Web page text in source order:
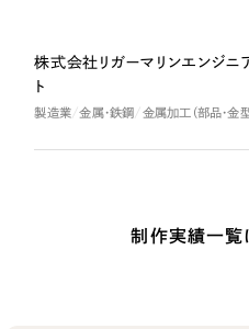
Nominee
株式会社リガーマリンエンジニ
ト
製造業 金属・鉄鋼 金属加工（部品・金型
制作実績一覧